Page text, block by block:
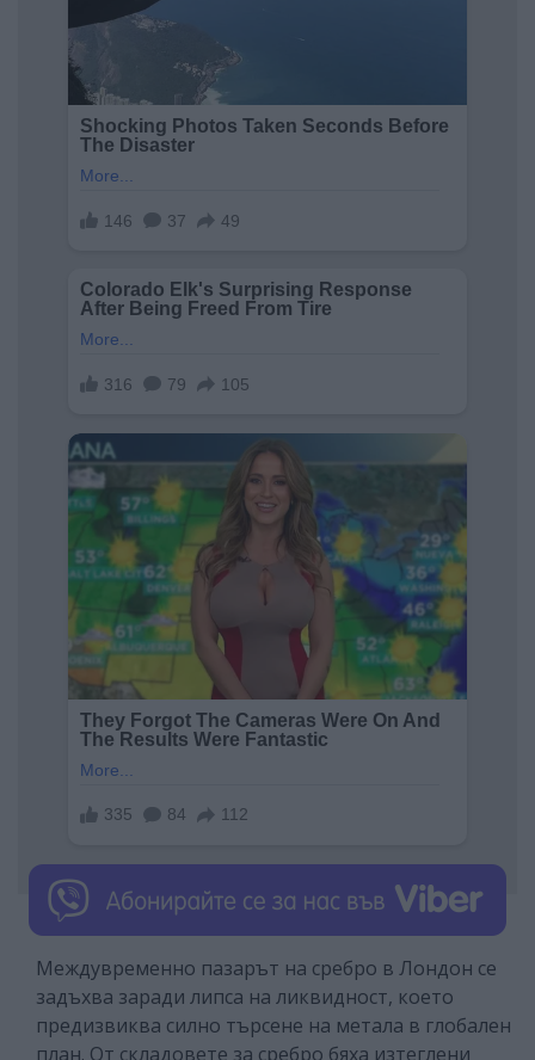
Междувременно пазарът на сребро в Лондон се
задъхва заради липса на ликвидност, което
предизвиква силно търсене на метала в глобален
план. От складовете за сребро бяха изтеглени